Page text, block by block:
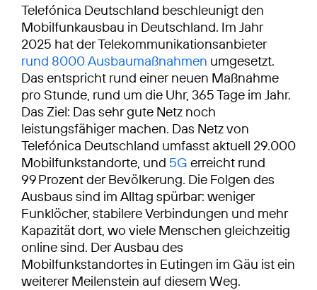
Telefónica Deutschland beschleunigt den
Mobilfunkausbau in Deutschland. Im Jahr
2025 hat der Telekommunikationsanbieter
rund 8000 Ausbaumaßnahmen umgesetzt.
Das entspricht rund einer neuen Maßnahme
pro Stunde, rund um die Uhr, 365 Tage im Jahr.
Das Ziel: Das sehr gute Netz noch
leistungsfähiger machen. Das Netz von
Telefónica Deutschland umfasst aktuell 29.000
Mobilfunkstandorte, und 5G erreicht rund
99 Prozent der Bevölkerung. Die Folgen des
Ausbaus sind im Alltag spürbar: weniger
Funklöcher, stabilere Verbindungen und mehr
Kapazität dort, wo viele Menschen gleichzeitig
online sind. Der Ausbau des
Mobilfunkstandortes in Eutingen im Gäu ist ein
weiterer Meilenstein auf diesem Weg.